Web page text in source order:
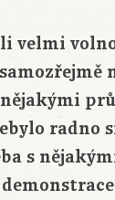
velmi
radno
s